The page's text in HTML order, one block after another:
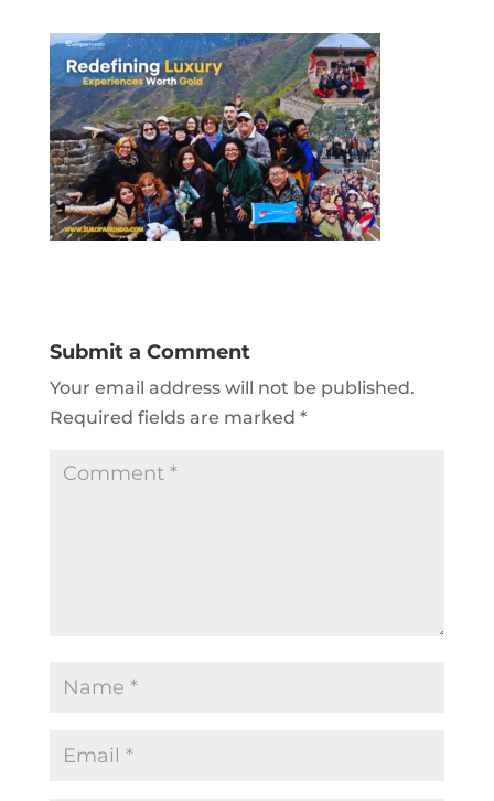
Submit a Comment
Your email address will not be published.
Required fields are marked *